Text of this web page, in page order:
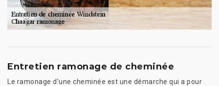
Entretien ramonage de cheminée
Le ramonage d’une cheminée est une démarche qui a pour